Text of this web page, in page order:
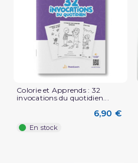
Colorie et Apprends : 32
invocations du quotidien...
6,90 €
En stock